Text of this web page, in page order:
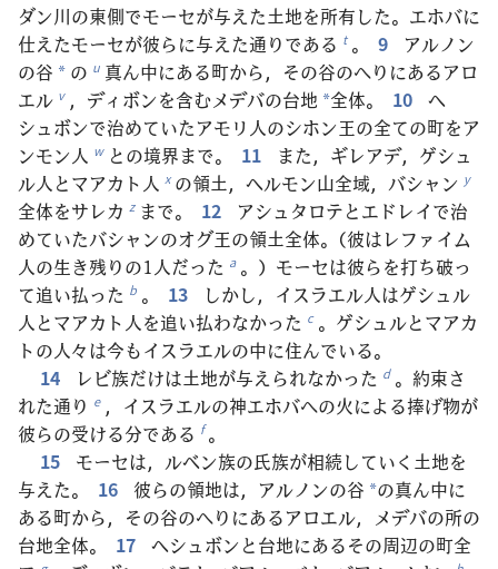
ダン川の東側でモーセが与えた土地を所有した。エホバに
仕えたモーセが彼らに与えた通りである t 。 9
アルノン
の谷 * の u 真ん中にある町から，その谷のへりにあるアロ
エル v ，ディボンを含むメデバの台地 *全体。 10 ヘ
シュボンで治めていたアモリ人のシホン王の全ての町をア
ンモン人 w との境界まで。 11
また，ギレアデ，ゲシュ
ル人とマアカト人 x の領土，ヘルモン山全域，バシャン y
全体をサレカ z まで。 12
アシュタロテとエドレイで治
めていたバシャンのオグ王の領土全体。（彼はレファイム
人の生き残りの1人だった a 。）モーセは彼らを打ち破っ
て追い払った b 。 13
しかし，イスラエル人はゲシュル
人とマアカト人を追い払わなかった c 。ゲシュルとマアカ
トの人々は今もイスラエルの中に住んでいる。
14
レビ族だけは土地が与えられなかった d 。約束さ
れた通り e ，イスラエルの神エホバへの火による捧げ物が
彼らの受ける分である f 。
15
モーセは，ルベン族の氏族が相続していく土地を
与えた。
16 彼らの領地は，アルノンの谷 *の真ん中に
ある町から，その谷のへりにあるアロエル，メデバの所の
台地全体。
17 ヘシュボンと台地にあるその周辺の町全